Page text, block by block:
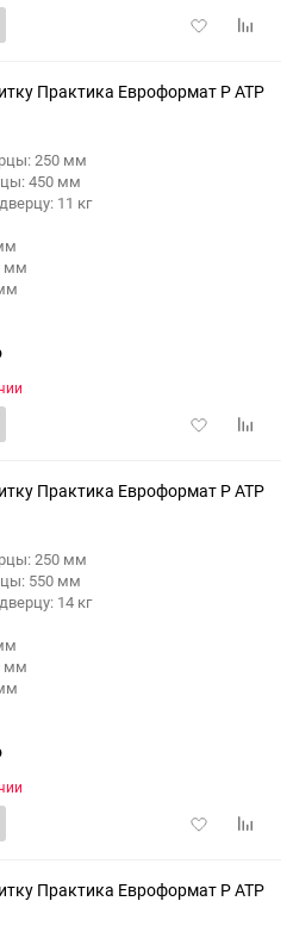
Добавить
Практика Евроформат Р АТР
250 мм
450 мм
11 кг
мм
Добавить
Практика Евроформат Р АТР
250 мм
550 мм
14 кг
мм
Добавить
Практика Евроформат Р АТР